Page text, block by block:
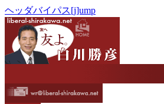
ヘッダバイパス[j]ump